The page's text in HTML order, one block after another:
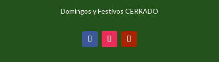
Domingos y Festivos CERRADO